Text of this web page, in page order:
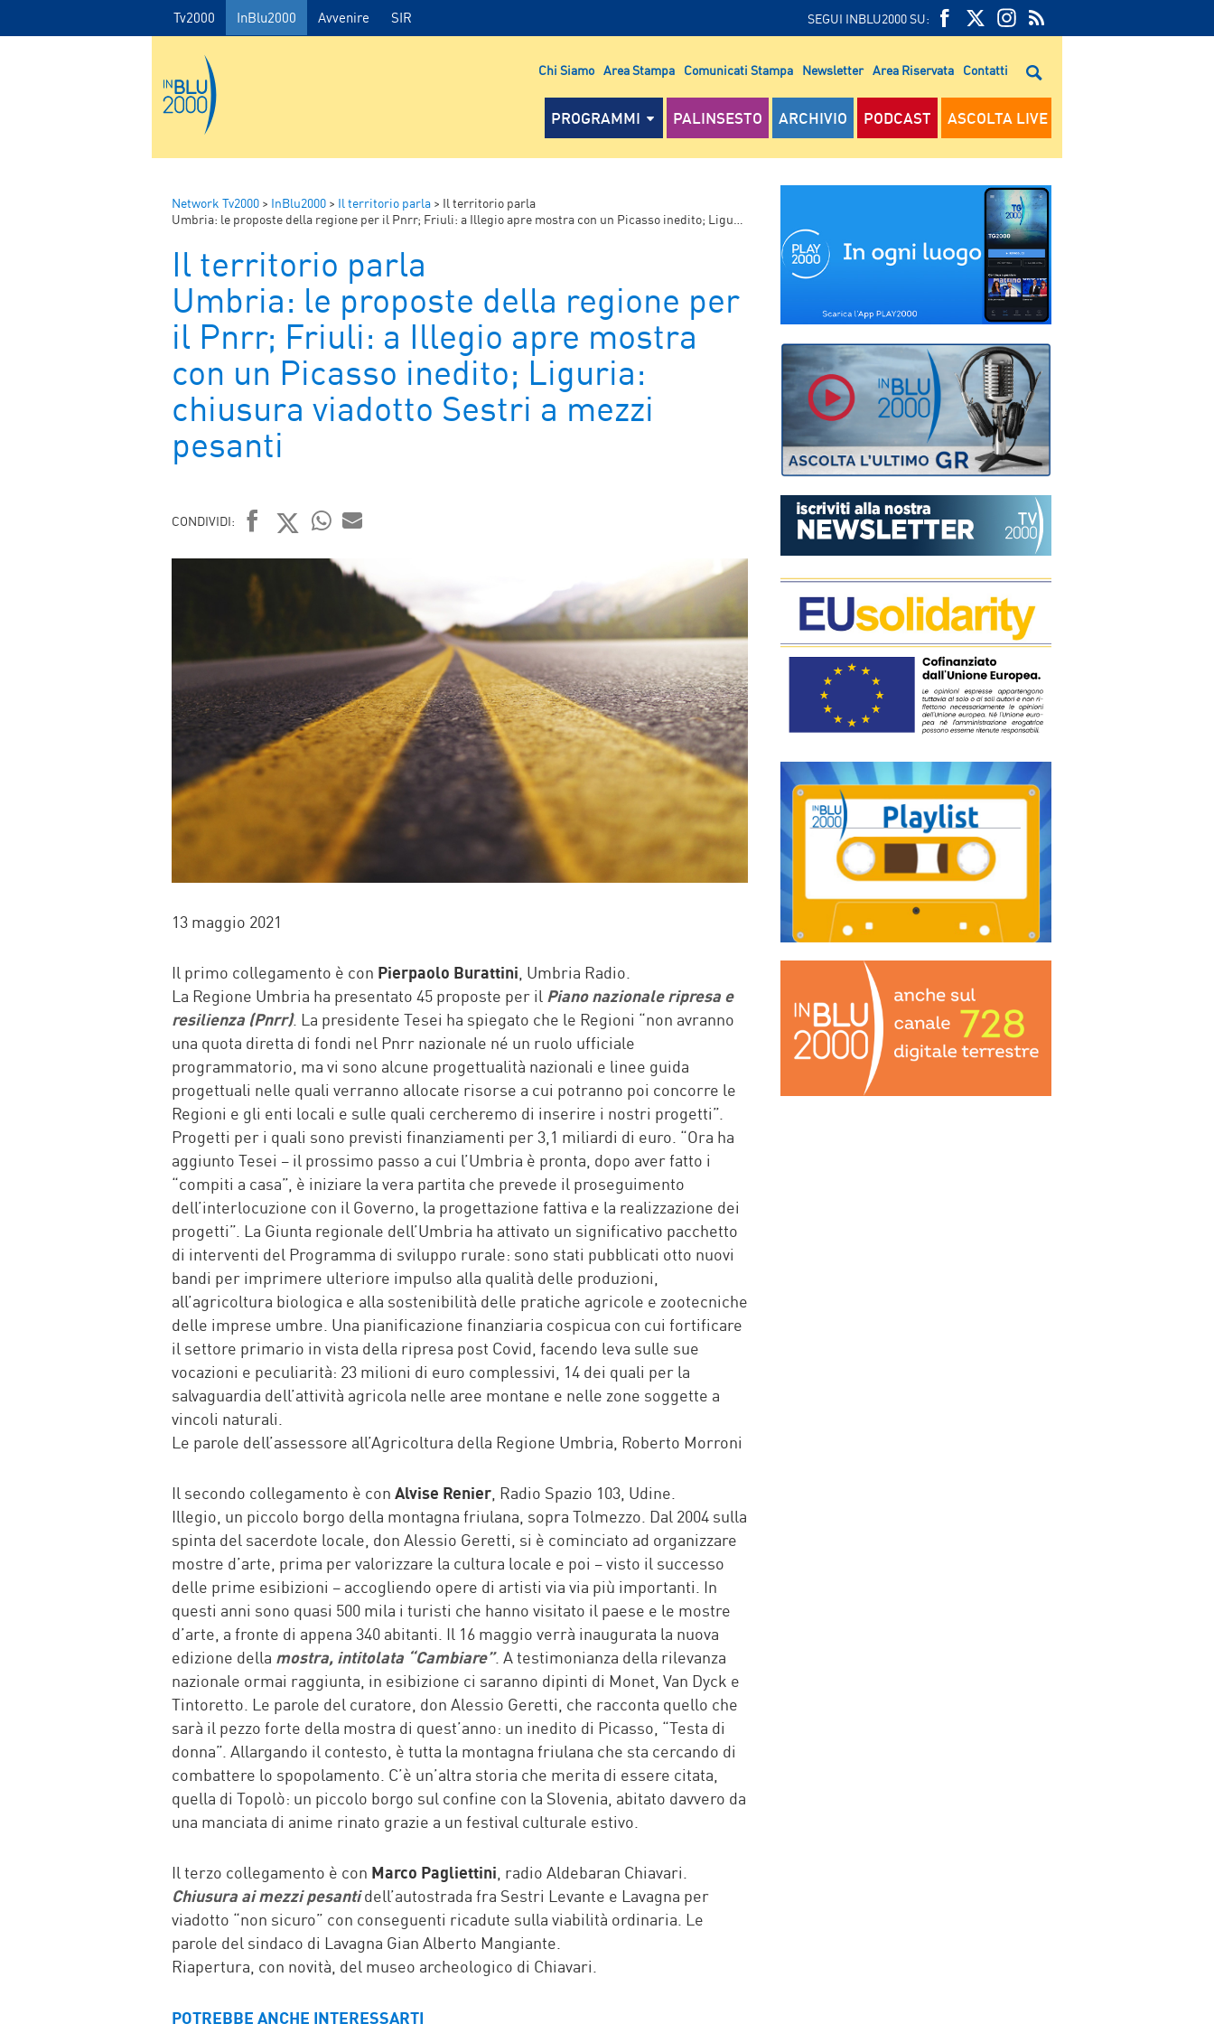
Tv2000 InBlu2000 Avvenire SIR SEGUI INBLU2000 SU:
FEED
RSS
RSS
Chi Siamo Area Stampa Comunicati Stampa Newsletter Area Riservata Contatti
PROGRAMMI PALINSESTO ARCHIVIO PODCAST ASCOLTA LIVE
Network Tv2000 > InBlu2000 > Il territorio parla > Il territorio parla
Umbria: le proposte della regione per il Pnrr; Friuli: a Illegio apre mostra con un Picasso inedito; Liguria: chiusura viadotto Sestri a mezzi pesanti
Il territorio parla
Umbria: le proposte della regione per
il Pnrr; Friuli: a Illegio apre mostra
con un Picasso inedito; Liguria:
chiusura viadotto Sestri a mezzi
pesanti
CONDIVIDI:
FACEBOOK
TWITTER
WHATSAPP
MAIL
13 maggio 2021
Il primo collegamento è con Pierpaolo Burattini , Umbria Radio.
La Regione Umbria ha presentato 45 proposte per il Piano nazionale ripresa e
resilienza (Pnrr). La presidente Tesei ha spiegato che le Regioni “non avranno
una quota diretta di fondi nel Pnrr nazionale né un ruolo ufficiale
programmatorio, ma vi sono alcune progettualità nazionali e linee guida
progettuali nelle quali verranno allocate risorse a cui potranno poi concorre le
Regioni e gli enti locali e sulle quali cercheremo di inserire i nostri progetti”.
Progetti per i quali sono previsti finanziamenti per 3,1 miliardi di euro. “Ora ha
aggiunto Tesei – il prossimo passo a cui l’Umbria è pronta, dopo aver fatto i
“compiti a casa”, è iniziare la vera partita che prevede il proseguimento
dell’interlocuzione con il Governo, la progettazione fattiva e la realizzazione dei
progetti”. La Giunta regionale dell’Umbria ha attivato un significativo pacchetto
di interventi del Programma di sviluppo rurale: sono stati pubblicati otto nuovi
bandi per imprimere ulteriore impulso alla qualità delle produzioni,
all’agricoltura biologica e alla sostenibilità delle pratiche agricole e zootecniche
delle imprese umbre. Una pianificazione finanziaria cospicua con cui fortificare
il settore primario in vista della ripresa post Covid, facendo leva sulle sue
vocazioni e peculiarità: 23 milioni di euro complessivi, 14 dei quali per la
salvaguardia dell’attività agricola nelle aree montane e nelle zone soggette a
vincoli naturali.
Le parole dell’assessore all’Agricoltura della Regione Umbria, Roberto Morroni
Il secondo collegamento è con Alvise Renier , Radio Spazio 103, Udine.
Illegio, un piccolo borgo della montagna friulana, sopra Tolmezzo. Dal 2004 sulla
spinta del sacerdote locale, don Alessio Geretti, si è cominciato ad organizzare
mostre d’arte, prima per valorizzare la cultura locale e poi – visto il successo
delle prime esibizioni – accogliendo opere di artisti via via più importanti. In
questi anni sono quasi 500 mila i turisti che hanno visitato il paese e le mostre
d’arte, a fronte di appena 340 abitanti. Il 16 maggio verrà inaugurata la nuova
edizione della mostra, intitolata “Cambiare”. A testimonianza della rilevanza
nazionale ormai raggiunta, in esibizione ci saranno dipinti di Monet, Van Dyck e
Tintoretto. Le parole del curatore, don Alessio Geretti, che racconta quello che
sarà il pezzo forte della mostra di quest’anno: un inedito di Picasso, “Testa di
donna”. Allargando il contesto, è tutta la montagna friulana che sta cercando di
combattere lo spopolamento. C’è un’altra storia che merita di essere citata,
quella di Topolò: un piccolo borgo sul confine con la Slovenia, abitato davvero da
una manciata di anime rinato grazie a un festival culturale estivo.
Il terzo collegamento è con Marco Pagliettini , radio Aldebaran Chiavari.
Chiusura ai mezzi pesantidell’autostrada fra Sestri Levante e Lavagna per
viadotto “non sicuro” con conseguenti ricadute sulla viabilità ordinaria. Le
parole del sindaco di Lavagna Gian Alberto Mangiante.
Riapertura, con novità, del museo archeologico di Chiavari.
POTREBBE ANCHE INTERESSARTI